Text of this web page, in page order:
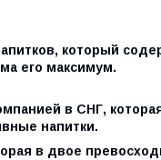
который
его максимум.
в СНГ,
напитки.
в двое